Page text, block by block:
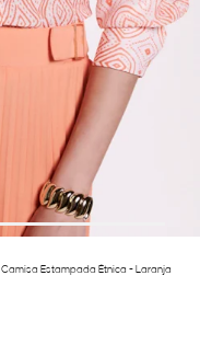
Camisa Estampada Étnica - Laranja